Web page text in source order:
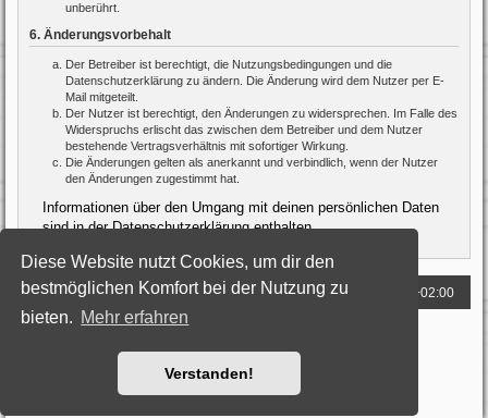
Diese Website nutzt Cookies, um dir den
bestmöglichen Komfort bei der Nutzung zu
bieten. Mehr erfahren
Verstanden!
unberührt.
6. Änderungsvorbehalt
Der Betreiber ist berechtigt, die Nutzungsbedingungen und die
Datenschutzerklärung zu ändern. Die Änderung wird dem Nutzer per E-
Mail mitgeteilt.
Der Nutzer ist berechtigt, den Änderungen zu widersprechen. Im Falle des
Widerspruchs erlischt das zwischen dem Betreiber und dem Nutzer
bestehende Vertragsverhältnis mit sofortiger Wirkung.
Die Änderungen gelten als anerkannt und verbindlich, wenn der Nutzer
den Änderungen zugestimmt hat.
Informationen über den Umgang mit deinen persönlichen Daten
sind in der Datenschutzerklärung enthalten.
Foren-Übersicht Alle Zeiten sind UTC+02:00
Powered byphpBB® Forum Software © phpBB Limited
Deutsche Übersetzung durchphpBB.de
Style: Black-Silver by Joyce&Luna
phpBB-Style-Design
Nutzungsbedingungen